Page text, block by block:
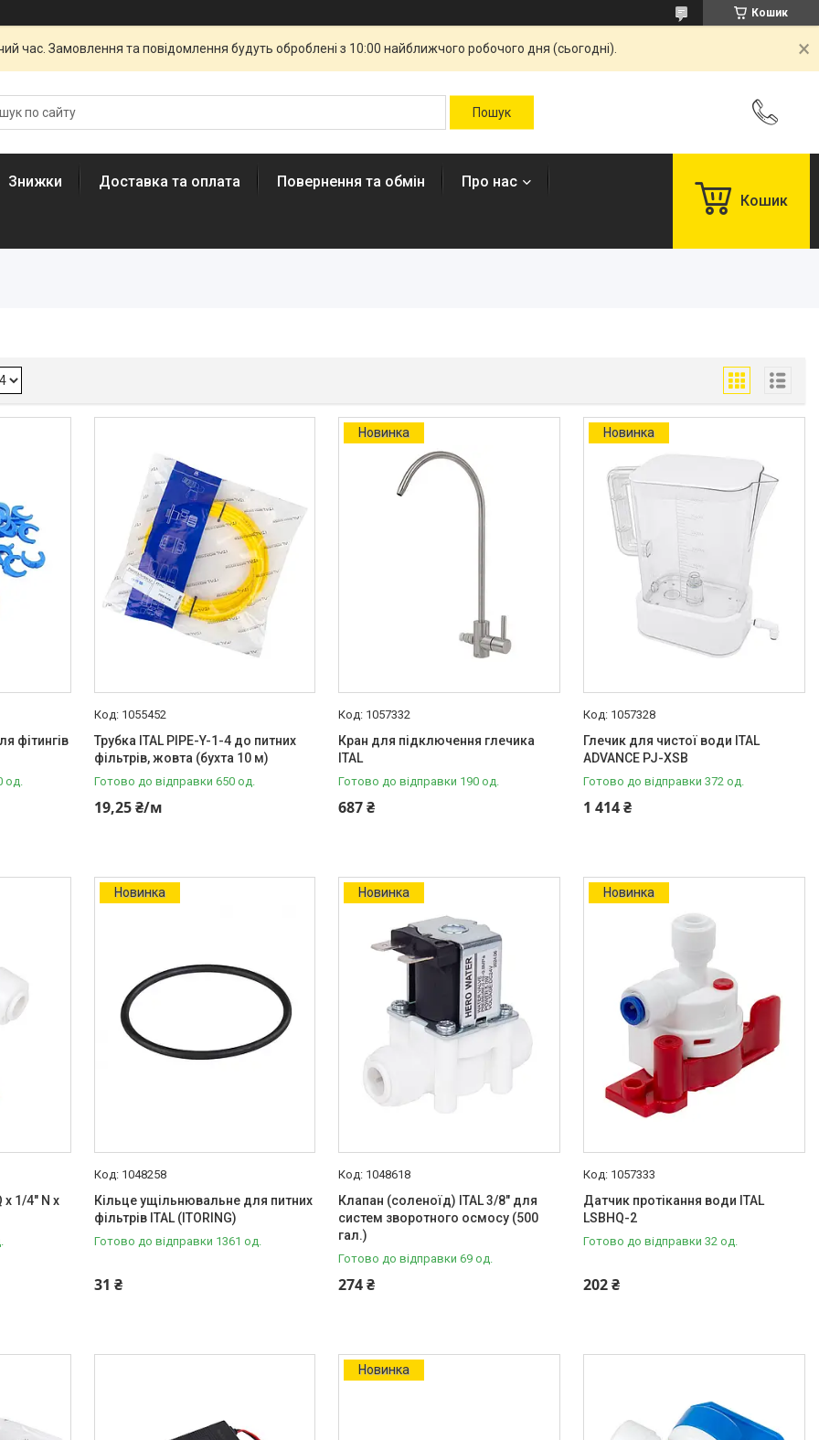
Кошик
час. Замовлення та повідомлення будуть оброблені з 10:00 найближчого робочого дня (сьогодні).
Знижки Доставка та оплата Повернення та обмін Про нас
Кошик
фітингів
од.
1055452
Трубка ITAL PIPE-Y-1-4 до питних
фільтрів, жовта (бухта 10 м)
Готово до відправки 650 од.
19,25 ₴/м
Новинка
1057332
Кран для підключення глечика
ITAL
Готово до відправки 190 од.
687 ₴
Новинка
1057328
Глечик для чистої води ITAL
ADVANCE PJ-XSB
Готово до відправки 372 од.
1 414 ₴
x 1/4" N x
Новинка
1048258
Кільце ущільнювальне для питних
фільтрів ITAL (ITORING)
Готово до відправки 1361 од.
31 ₴
Новинка
1048618
Клапан (соленоїд) ITAL 3/8" для
систем зворотного осмосу (500
гал.)
Готово до відправки 69 од.
274 ₴
Новинка
1057333
Датчик протікання води ITAL
LSBHQ-2
Готово до відправки 32 од.
202 ₴
Новинка